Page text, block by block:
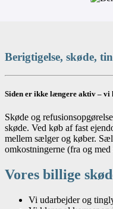
Berigtigelse, skøde,
Siden er ikke længere aktiv –
Skøde og
skøde. Ved køb af fast
mellem sælger og køber.
omkostningerne (fra og med
Vores billige
Vi udarbejder og